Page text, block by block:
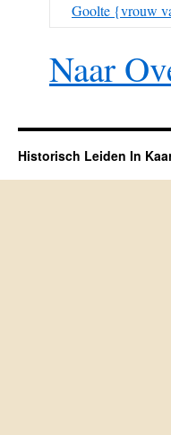
Goolte {vrouw
Naar
Historisch Leiden In